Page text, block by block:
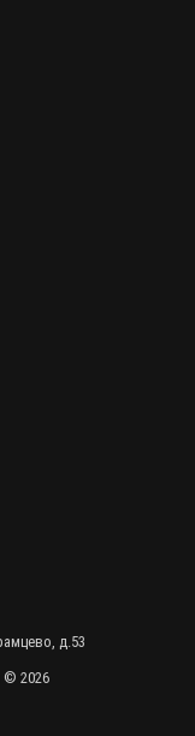
д.53
© 2026